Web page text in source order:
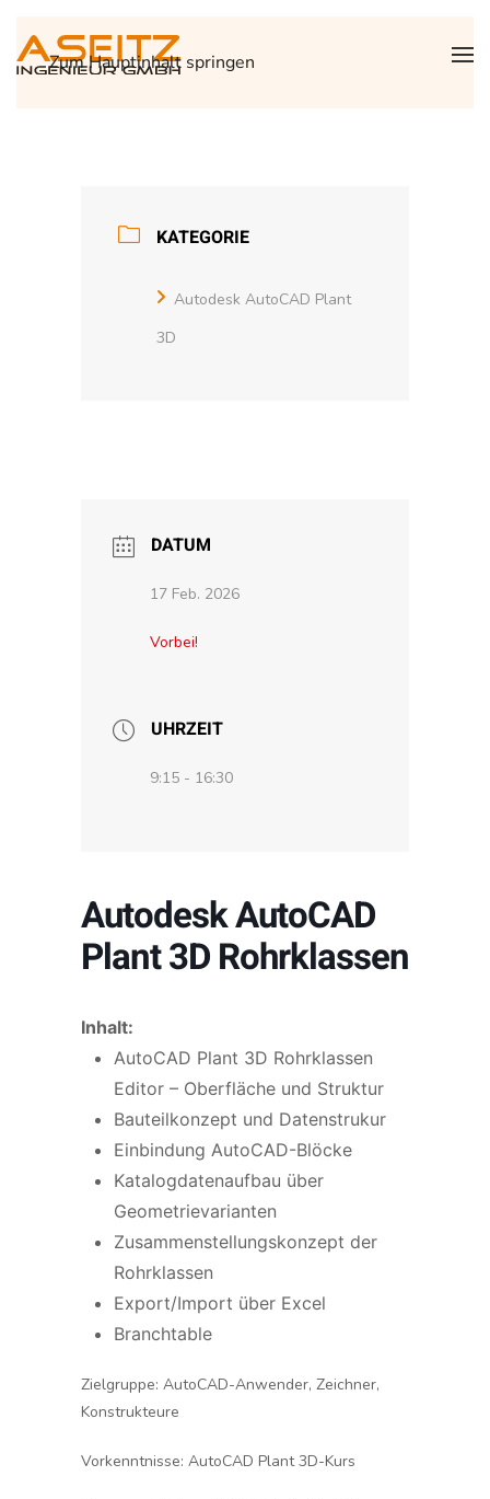
Zum Hauptinhalt springen
KATEGORIE
Autodesk AutoCAD Plant
3D
DATUM
17 Feb. 2026
Vorbei!
UHRZEIT
9:15 - 16:30
Autodesk AutoCAD
Plant 3D Rohrklassen
Inhalt:
AutoCAD Plant 3D Rohrklassen
Editor – Oberfläche und Struktur
Bauteilkonzept und Datenstrukur
Einbindung AutoCAD-Blöcke
Katalogdatenaufbau über
Geometrievarianten
Zusammenstellungskonzept der
Rohrklassen
Export/Import über Excel
Branchtable
Zielgruppe: AutoCAD-Anwender, Zeichner,
Konstrukteure
Vorkenntnisse: AutoCAD Plant 3D-Kurs